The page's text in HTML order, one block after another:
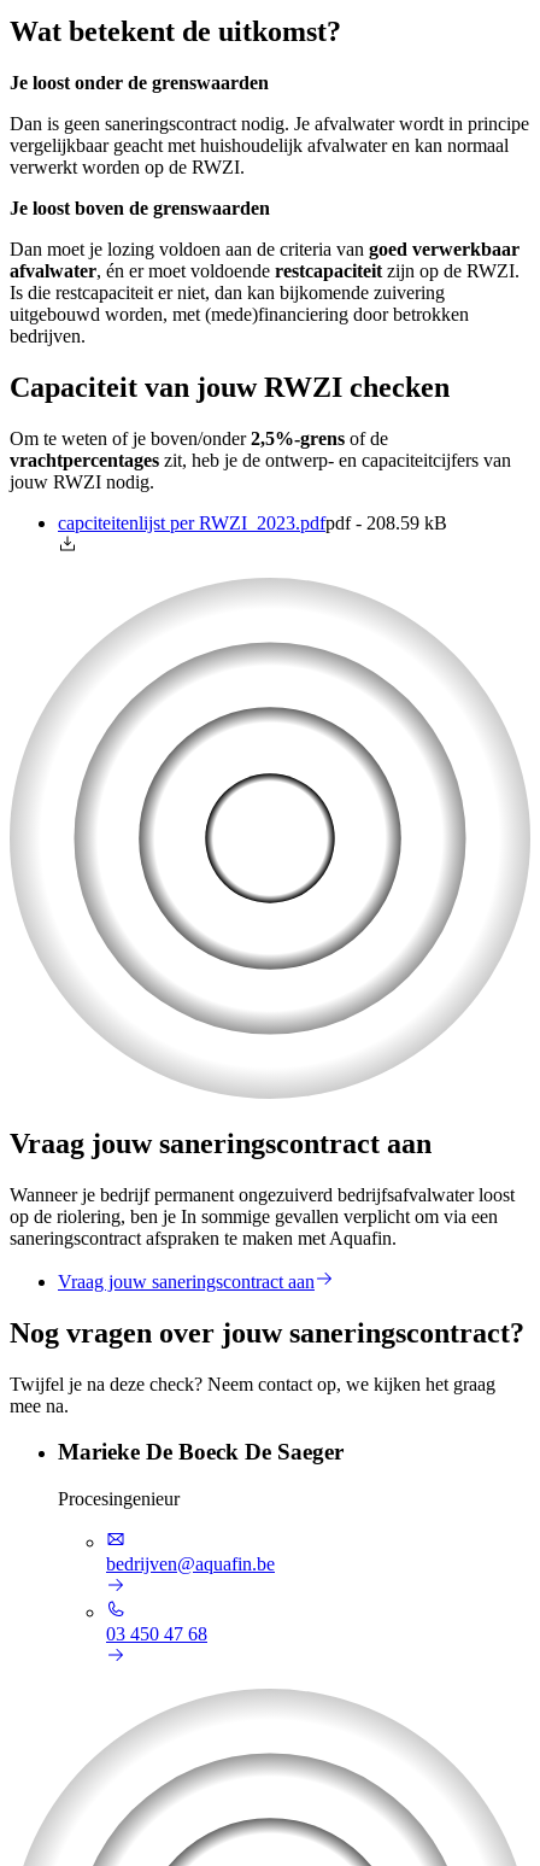
Wat betekent de uitkomst?
Je loost onder de grenswaarden
Dan is geen saneringscontract nodig. Je afvalwater wordt in principe
vergelijkbaar geacht met huishoudelijk afvalwater en kan normaal
verwerkt worden op de RWZI.
Je loost boven de grenswaarden
Dan moet je lozing voldoen aan de criteria van goed verwerkbaar
afvalwater, én er moet voldoende restcapaciteit zijn op de RWZI.
Is die restcapaciteit er niet, dan kan bijkomende zuivering
uitgebouwd worden, met (mede)financiering door betrokken
bedrijven.
Capaciteit van jouw RWZI checken
Om te weten of je boven/onder2,5%-grens of de
vrachtpercentages zit, heb je de ontwerp- en capaciteitcijfers van
jouw RWZI nodig.
capciteitenlijst per RWZI_2023.pdfpdf - 208.59 kB
Vraag jouw saneringscontract aan
Wanneer je bedrijf permanent ongezuiverd bedrijfsafvalwater loost
op de riolering, ben je In sommige gevallen verplicht om via een
saneringscontract afspraken te maken met Aquafin.
Vraag jouw saneringscontract aan
Nog vragen over jouw saneringscontract?
Twijfel je na deze check? Neem contact op, we kijken het graag
mee na.
Marieke De Boeck De Saeger
Procesingenieur
bedrijven@aquafin.be
03 450 47 68